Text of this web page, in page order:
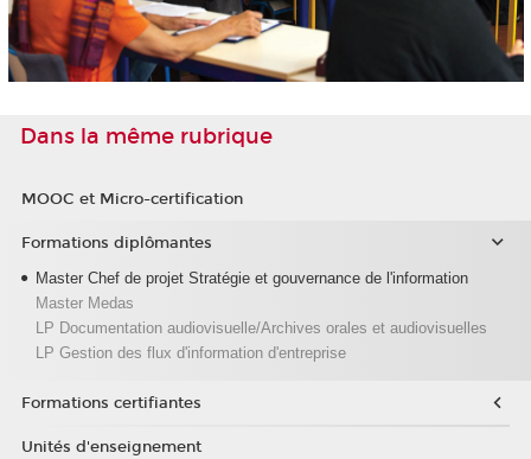
Dans la même rubrique
MOOC et Micro-certification
Formations diplômantes
Master Chef de projet Stratégie et gouvernance de l'information
Master Medas
LP Documentation audiovisuelle/Archives orales et audiovisuelles
LP Gestion des flux d'information d'entreprise
Formations certifiantes
Unités d'enseignement